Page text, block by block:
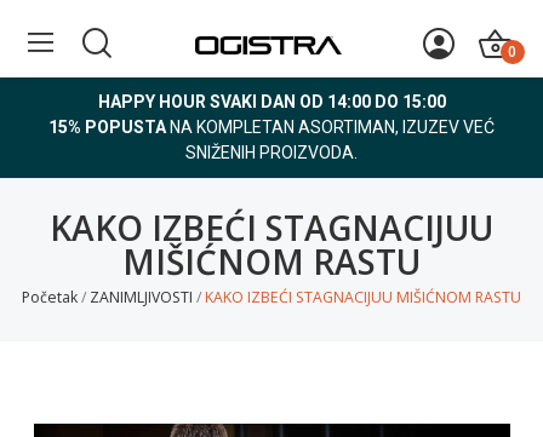
0
HAPPY HOUR SVAKI DAN OD 14:00 DO 15:00
15% POPUSTA NA KOMPLETAN ASORTIMAN, IZUZEV VEĆ
SNIŽENIH PROIZVODA.
KAKO IZBEĆI STAGNACIJUU
MIŠIĆNOM RASTU
Početak ZANIMLJIVOSTI KAKO IZBEĆI STAGNACIJUU MIŠIĆNOM RASTU